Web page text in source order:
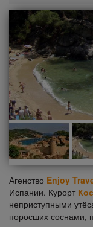
Агенство Enjoy
Испании. Курорт
неприступными
поросших соснами,